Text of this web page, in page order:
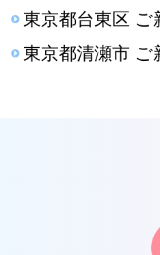
東京都台東区
東京都清瀬市 ご